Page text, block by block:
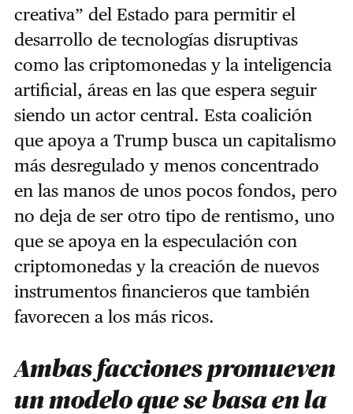
creativa” del Estado para permitir el
desarrollo de tecnologías disruptivas
como las criptomonedas y la inteligencia
artificial, áreas en las que espera seguir
siendo un actor central. Esta coalición
que apoya a Trump busca un capitalismo
más desregulado y menos concentrado
en las manos de unos pocos fondos, pero
no deja de ser otro tipo de rentismo, uno
que se apoya en la especulación con
criptomonedas y la creación de nuevos
instrumentos financieros que también
favorecen a los más ricos.
Ambas facciones promueven
un modelo que se basa en la